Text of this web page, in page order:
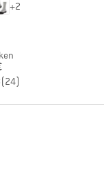
+2
(24)